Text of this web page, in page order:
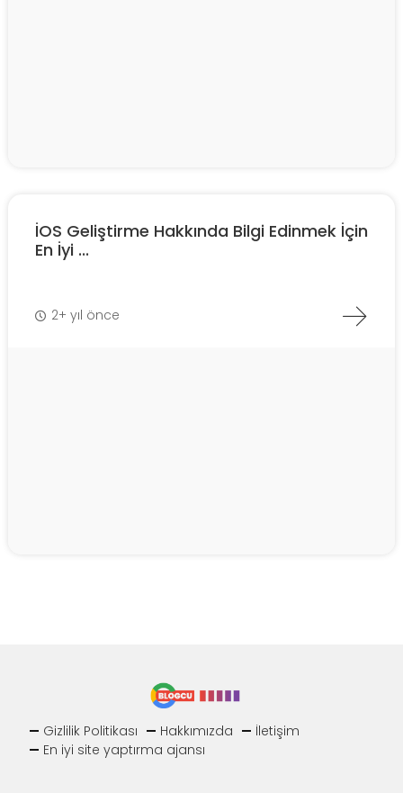
İOS Geliştirme Hakkında Bilgi Edinmek İçin
En İyi ...
2+ yıl önce
Gizlilik Politikası Hakkımızda
İletişim
En iyi site yaptırma ajansı